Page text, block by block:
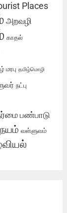
Places
அறவழி
காதல்
மரபு தமிழ்மொழி
நட்பு
பண்பாடு
வள்ளுவம்